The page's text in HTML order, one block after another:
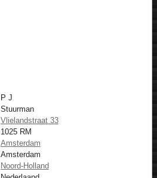
P J
Stuurman
Vlielandstraat 33
1025 RM
Amsterdam
Amsterdam
Noord-Holland